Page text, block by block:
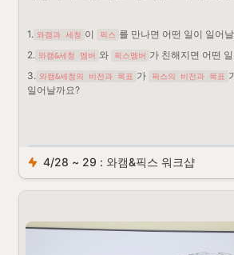
1. 와캠과 세청 이 픽스 를 만나면 어떤 일이 일어
2. 와캠&세청 멤버 와 픽스멤버
가 친해지면 어떤
3. 와캠&세청의 비전과 목표 가 픽스의 비전과 목표
일어날까요?
4/28 ~ 29 : 와캠&픽스 워크샵